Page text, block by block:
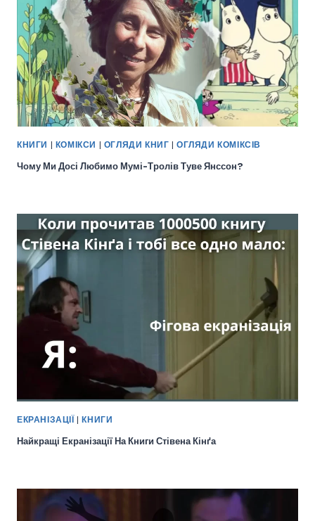
КНИГИ | КОМІКСИ | ОГЛЯДИ КНИГ |ОГЛЯДИ КОМІКСІВ
Чому Ми Досі Любимо Мумі-Тролів Туве Янссон?
ЕКРАНІЗАЦІЇ |КНИГИ
Найкращі Екранізації На Книги Стівена Кінґа